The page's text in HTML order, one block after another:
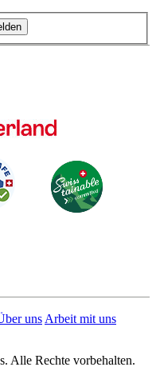
uns Arbeit mit uns
Alle Rechte vorbehalten.